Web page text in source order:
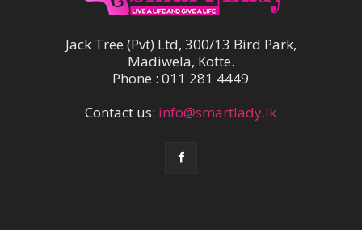
Jack Tree (Pvt) Ltd, 300/13 Bird Park,
Madiwela, Kotte.
Phone : 011 281 4449
Contact us: info@smartlady.lk